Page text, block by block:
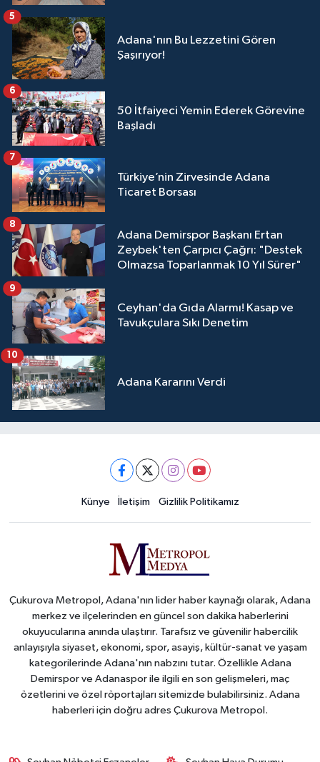
Adana'nın Bu Lezzetini Gören
Şaşırıyor!
5
50 İtfaiyeci Yemin Ederek Görevine
Başladı
6
Türkiye’nin Zirvesinde Adana
Ticaret Borsası
7
Adana Demirspor Başkanı Ertan
Zeybek'ten Çarpıcı Çağrı: "Destek
Olmazsa Toparlanmak 10 Yıl Sürer"
8
Ceyhan'da Gıda Alarmı! Kasap ve
Tavukçulara Sıkı Denetim
9
Adana Kararını Verdi
10
Künye İletişim Gizlilik Politikamız
Çukurova Metropol, Adana'nın lider haber kaynağı olarak, Adana
merkez ve ilçelerinden en güncel son dakika haberlerini
okuyucularına anında ulaştırır. Tarafsız ve güvenilir habercilik
anlayışıyla siyaset, ekonomi, spor, asayiş, kültür-sanat ve yaşam
kategorilerinde Adana'nın nabzını tutar. Özellikle Adana
Demirspor ve Adanaspor ile ilgili en son gelişmeleri, maç
özetlerini ve özel röportajları sitemizde bulabilirsiniz. Adana
haberleri için doğru adres Çukurova Metropol.